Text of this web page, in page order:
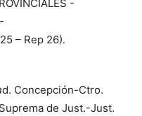
-
– Rep 26).
Concepción-Ctro.
de Just.-Just.